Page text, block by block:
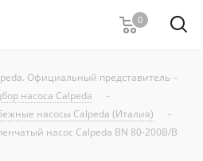
0
Официальный представитель -
насоса Calpeda
-
насосы Calpeda (Италия)
-
насос Calpeda BN 80-200B/B